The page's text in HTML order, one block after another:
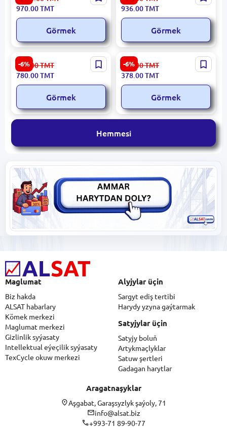
4K Akym
970.00TMT
Görmek
TVSTICKAMAZONFIRETV |
TV Stik 4K Ultra HD
Akymlama
936.00TMT
Görmek
-6%
ALEM TV TUNAT | IP Tuner
4K UHD Dört Ýadroly
830.00TMT
780.00TMT
Görmek
-6%
BELET BC12M | Giriş
gözegçilik kartasy 12 aýlyk
403.00TMT
378.00TMT
Görmek
Hemmesi
Maglumat
Biz hakda
ALSAT habarlary
Kömek merkezi
Maglumat merkezi
Gizlinlik syýasaty
Intellektual eýeçilik syýasaty
TexCycle okuw merkezi
Alyjylar üçin
Sargyt ediş tertibi
Harydy yzyna gaýtarmak
Satyjylar üçin
Satyjy boluň
Artykmaçlyklar
Satuw şertleri
Gadagan harytlar
Aragatnaşyklar
Aşgabat, Garaşsyzlyk şaýoly, 71
info@alsat.biz
+993-71 89-90-77